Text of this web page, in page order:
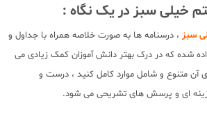
خیلی سبز در یک نگاه :
سبز ، درسنامه ها به صورت خلاصه همراه با جداول و
شده که در درک بهتر دانش آموزان کمک زیادی می
متنوع و شامل موارد کامل کنید ، درست و
ای و پرسش های تشریحی می شود.